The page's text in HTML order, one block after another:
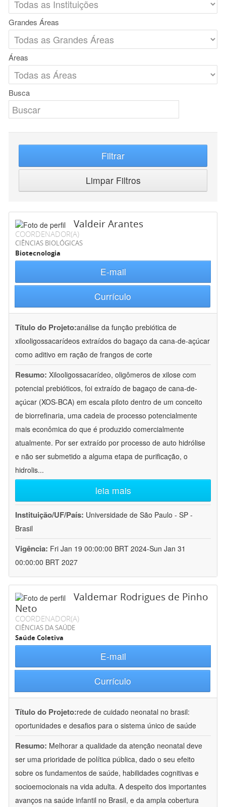
Grandes Áreas
Áreas
Busca
Filtrar
Limpar Filtros
Valdeir Arantes
COORDENADOR(A)
CIÊNCIAS BIOLÓGICAS
Biotecnologia
E-mail
Currículo
Título do Projeto:análise da função prebiótica de
xilooligossacarídeos extraídos do bagaço da cana-de-açúcar
como aditivo em ração de frangos de corte
Resumo: Xilooligossacarídeo, oligômeros de xilose com
potencial prebióticos, foi extraído de bagaço de cana-de-
açúcar (XOS-BCA) em escala piloto dentro de um conceito
de biorrefinaria, uma cadeia de processo potencialmente
mais econômica do que é produzido comercialmente
atualmente. Por ser extraído por processo de auto hidrólise
e não ser submetido a alguma etapa de purificação, o
hidrolis...
leia mais
Instituição/UF/País: Universidade de São Paulo - SP -
Brasil
Vigência: Fri Jan 19 00:00:00 BRT 2024-Sun Jan 31
00:00:00 BRT 2027
Valdemar Rodrigues de Pinho
Neto
COORDENADOR(A)
CIÊNCIAS DA SAÚDE
Saúde Coletiva
E-mail
Currículo
Título do Projeto:rede de cuidado neonatal no brasil:
oportunidades e desafios para o sistema único de saúde
Resumo: Melhorar a qualidade da atenção neonatal deve
ser uma prioridade de política pública, dado o seu efeito
sobre os fundamentos de saúde, habilidades cognitivas e
socioemocionais na vida adulta. A despeito dos importantes
avanços na saúde infantil no Brasil, e da ampla cobertura